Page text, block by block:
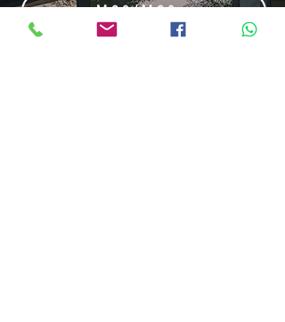
M28/M28+